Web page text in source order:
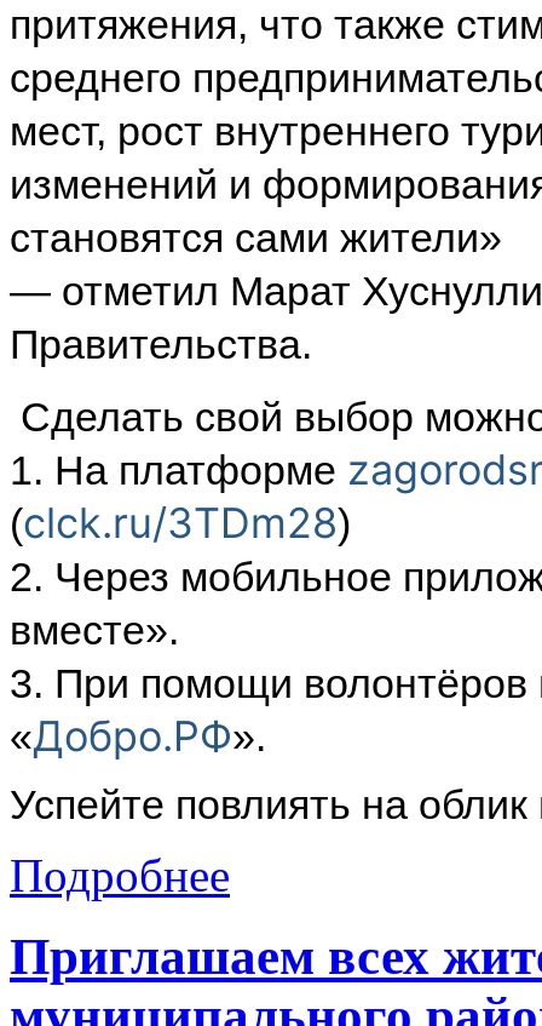
притяжения, что также
среднего
мест, рост внутреннего
изменений и
становятся сами жители»
— отметил Марат
Правительства.
Сделать свой выбор
1. На платформе
(clck.ru/3TDm28)
2. Через мобильное
вместе».
3. При помощи волонтёров
«Добро.РФ».
Успейте повлиять на
Подробнее
Приглашаем всех